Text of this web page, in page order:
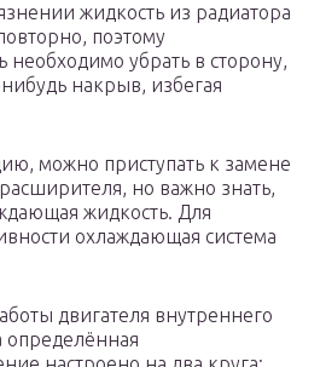
жидкость из радиатора
поэтому
убрать в сторону,
накрыв, избегая
можно приступать к замене
но важно знать,
жидкость. Для
охлаждающая система
двигателя внутреннего
определённая